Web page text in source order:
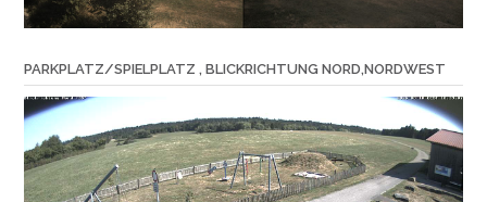
PARKPLATZ/SPIELPLATZ , BLICKRICHTUNG NORD,NORDWEST